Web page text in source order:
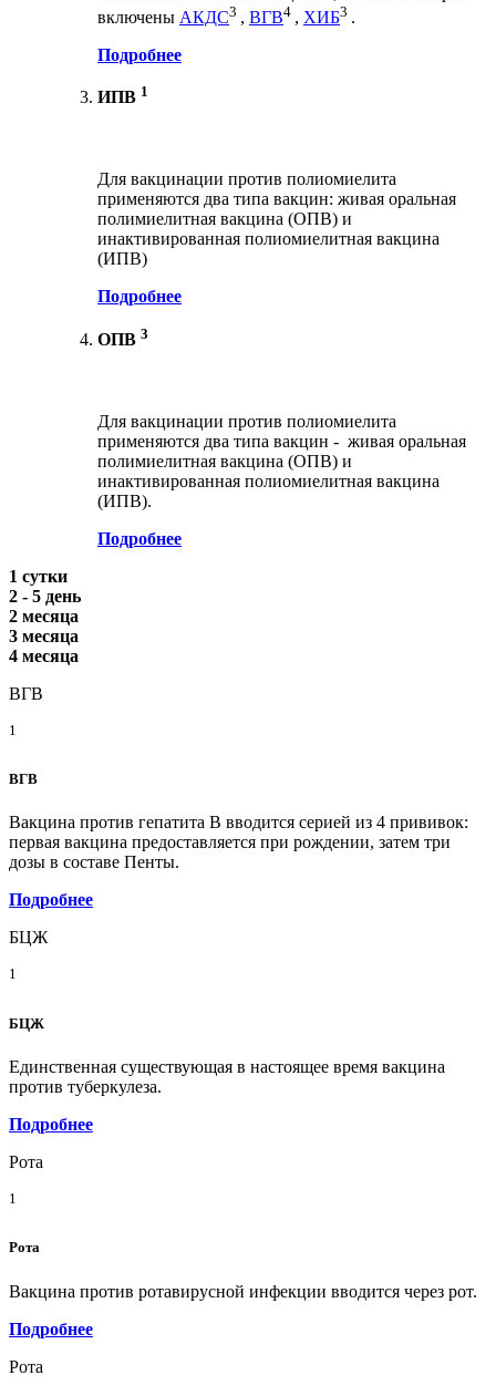
включены АКДС3 , ВГВ4 , ХИБ3 .
Подробнее
ИПВ 1
Для вакцинации против полиомиелита
применяются два типа вакцин: живая оральная
полимиелитная вакцина (ОПВ) и
инактивированная полиомиелитная вакцина
(ИПВ)
Подробнее
ОПВ 3
Для вакцинации против полиомиелита
применяются два типа вакцин - живая оральная
полимиелитная вакцина (ОПВ) и
инактивированная полиомиелитная вакцина
(ИПВ).
Подробнее
1 сутки
2 - 5 день
2 месяца
3 месяца
4 месяца
ВГВ
1
ВГВ
Вакцина против гепатита В вводится серией из 4 прививок:
первая вакцина предоставляется при рождении, затем три
дозы в составе Пенты.
Подробнее
БЦЖ
1
БЦЖ
Единственная существующая в настоящее время вакцина
против туберкулеза.
Подробнее
Рота
1
Рота
Вакцина против ротавирусной инфекции вводится через рот.
Подробнее
Рота